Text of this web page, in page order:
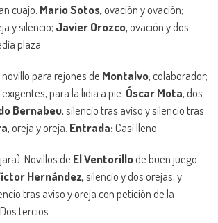
cuajo. Mario Sotos,ovación y ovación;
y silencio; Javier Orozco,ovación y dos
plaza.
para rejones de Montalvo, colaborador;
exigentes, para la lidia a pie. Óscar Mota, dos
Bernabeu, silencio tras aviso y silencio tras
, oreja y oreja. Entrada:Casi lleno.
Novillos de El Ventorillode buen juego
Hernández,silencio y dos orejas; y
tras aviso y oreja con petición de la
Dos tercios.